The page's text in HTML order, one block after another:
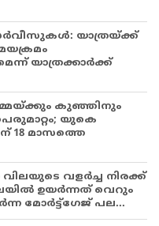
യാത്രയ്ക്ക്
യാത്രക്കാർക്ക്
കുഞ്ഞിനും
യുകെ
18 മാസത്തെ
വളർച്ച നിരക്ക്
ഉയർന്നത് വെറും
മോർട്ട്ഗേജ് പല...